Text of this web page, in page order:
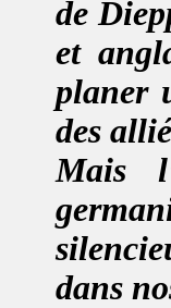
de
et
planer
des
Mais
dans